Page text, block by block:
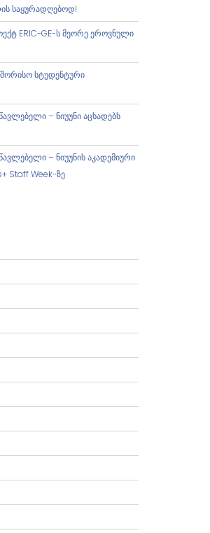
საყურადღებოდ!
ERIC-GE-ს მეორე ეროვნული
სტუდენტური
– ნიუუნი აცხადებს
– ნიუუნის აკადემიური
Staff Week-ზე